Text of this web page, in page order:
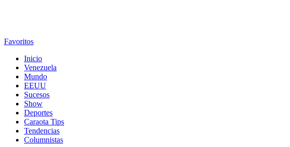
Favoritos
Inicio
Venezuela
Mundo
EEUU
Sucesos
Show
Deportes
Caraota Tips
Tendencias
Columnistas